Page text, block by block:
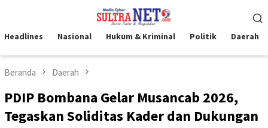
kontenMobile
Headlines Nasional Hukum & Kriminal Politik Daerah
Beranda Daerah
PDIP Bombana Gelar Musancab 2026,
Tegaskan Soliditas Kader dan Dukungan